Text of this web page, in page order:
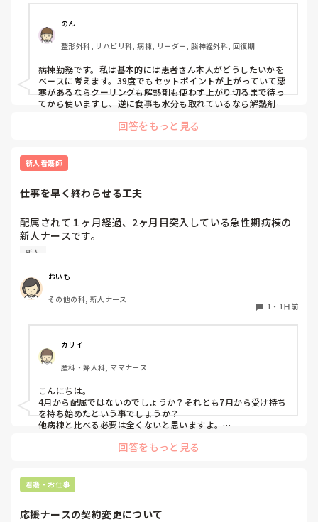
特に高齢者の場合、
・高熱が持続することで代謝・酸素消費量が増え、循環・呼
吸への負担や体力消耗につながる
・一方で、解熱剤で一度下がったあと再び発熱すると、悪寒
やシバリングを伴うこともあり、体温が上下する過程自体も
負担になる
という両面があると思っています。
ング」と体温だけで判断するより、苦痛の程度、HR・RR、
見て、発熱による負荷が大きい場合に解熱する方が良いので
はないかと考えています。
また、感染性発熱でセットポイントが上昇している段階、特
んが希望する場合を除いて積極的に行うメリットがあまりな
いのでは？とも感じています。
「解熱剤を使う・使わない」
「クーリングする・しない」
を何を基準に判断していますか？
みたいです。
のん
整形外科, リハビリ科, 病棟, リーダー, 脳神経外科, 回復期
病棟勤務です。私は基本的には患者さん本人がどうしたいかを
ベースに考えます。39度でもセットポイントが上がっていて悪
寒があるならクーリングも解熱剤も使わず上がり切るまで待っ
てから使いますし、逆に食事も水分も取れているなら解熱剤は
担になっているようなら速やかに解熱を行います。高齢者の場
その患者さんがどうかとかその時の状況によって対応は様々あ
ると思うので、この場合はこうするみたいなパターン的なもの
回答をもっと見る
新人看護師
仕事を早く終わらせる工夫
配属されて１ヶ月経過、2ヶ月目突入している急性期病棟の
新人ナースです。
他の病棟の同期は4、5人受け持っている中まだ2人しか受け
しかも、2人受け持ちで平均1～3時間は残業しています。3
人目に入れないことに焦りを感じています。
頂きたいです。
新人
おいも
その他の科, 新人ナース
1 ・ 1日前
カリイ
産科・婦人科, ママナース
こんにちは。
4月から配属ではないのでしょうか？それとも7月から受け持ち
を持ち始めたという事でしょうか？
他病棟と比べる必要は全くないと思いますよ。
まず、同じ病棟の先輩達はどうしていますか？先輩と比較して
す。
前日受け持ちがわかるなら、やりそうな処置等、手順や必要物
まで見学したり、マニュアルをみて先輩から教わってきた事の
回答をもっと見る
看護・お仕事
応援ナースの契約変更について